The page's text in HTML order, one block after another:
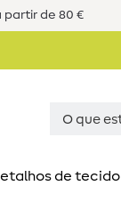
partir de 80 €
de tecido